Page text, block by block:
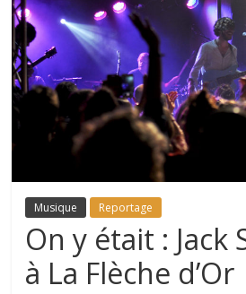
Musique Reportage
On y était : Jack
à La Flèche d’Or